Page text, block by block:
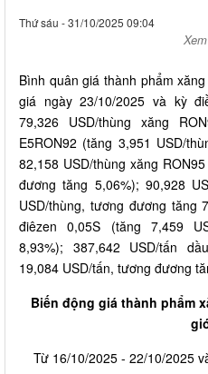
Thứ sáu - 31/10/2025 09:04
Bình quân giá thành phẩm
giá ngày 23/10/2025 và kỳ
79,326 USD/thùng xăng
E5RON92 (tăng 3,951 USD/
82,158 USD/thùng xăng
đương tăng 5,06%); 90,928
USD/thùng, tương đương tăng
điêzen 0,05S (tăng 7,459
8,93%); 387,642 USD/tấn
19,084 USD/tấn, tương đương
Biến động giá thành phẩm
Từ 16/10/2025 - 22/10/2025